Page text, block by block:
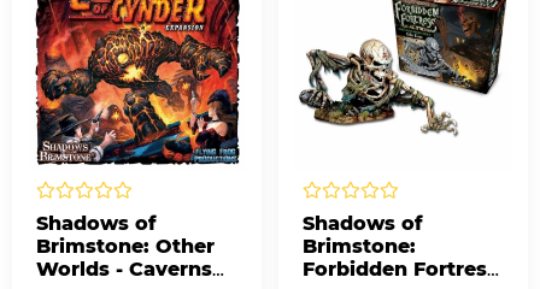
Shadows of
Brimstone: Other
Worlds - Caverns
Shadows of
Brimstone:
Forbidden Fortress